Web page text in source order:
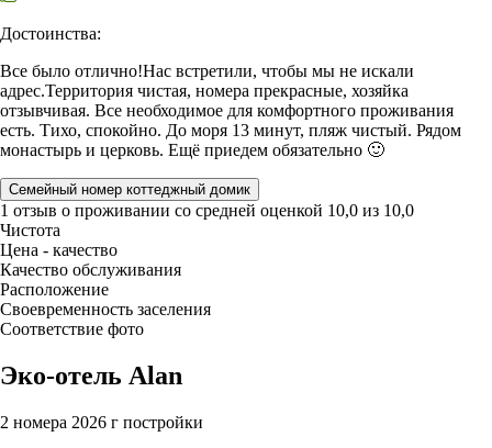
Достоинства:
Все было отлично!Нас встретили, чтобы мы не искали
адрес.Территория чистая, номера прекрасные, хозяйка
отзывчивая. Все необходимое для комфортного проживания
есть. Тихо, спокойно. До моря 13 минут, пляж чистый. Рядом
монастырь и церковь. Ещё приедем обязательно 🙂
Семейный номер коттеджный домик
1 отзыв о проживании со средней оценкой 10,0 из 10,0
Чистота
Цена - качество
Качество обслуживания
Расположение
Своевременность заселения
Соответствие фото
Эко-отель Alan
2 номера 2026 г постройки